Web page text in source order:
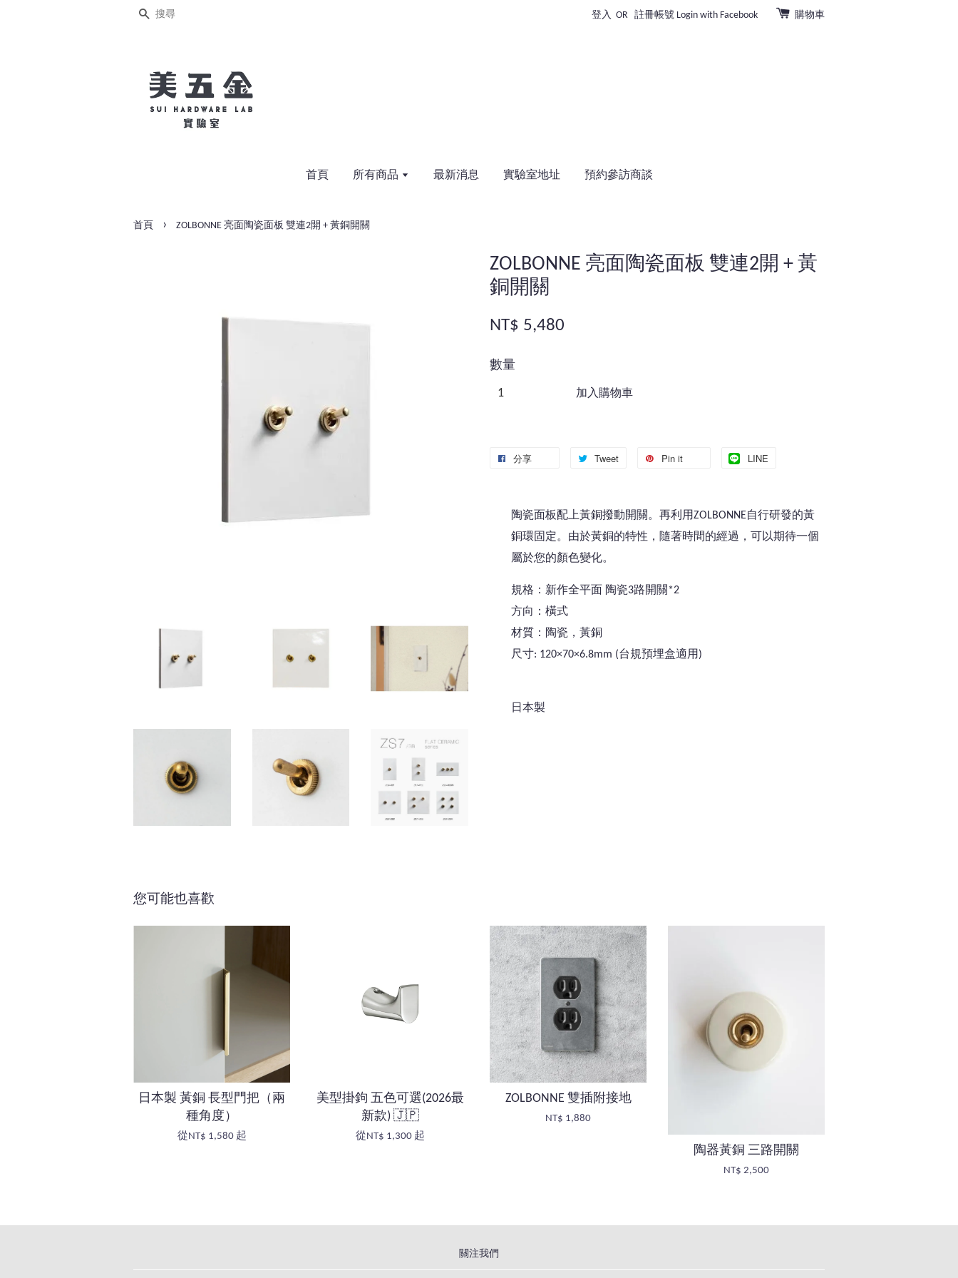
搜尋 登入 OR 註冊帳號 Login with Facebook 購物車
首頁 所有商品 最新消息 實驗室地址 預約參訪商談
首頁 › ZOLBONNE 亮面陶瓷面板 雙連2開 + 黃銅開關
ZOLBONNE 亮面陶瓷面板 雙連2開 + 黃
銅開關
NT$ 5,480
數量
加入購物車
分享 Tweet Pin it LINE
陶瓷面板配上黃銅撥動開關。再利用ZOLBONNE自行研發的黃
銅環固定。由於黃銅的特性，隨著時間的經過，可以期待一個
屬於您的顏色變化。
規格：新作全平面 陶瓷3路開關*2
方向：橫式
材質：陶瓷，黃銅
尺寸: 120×70×6.8mm (台規預埋盒適用)
日本製
您可能也喜歡
日本製 黃銅 長型門把（兩
種角度）
從 NT$ 1,580 起
美型掛鉤 五色可選(2026最
新款) 🇯🇵
從 NT$ 1,300 起
ZOLBONNE 雙插附接地
NT$ 1,880
陶器黃銅 三路開關
NT$ 2,500
關注我們